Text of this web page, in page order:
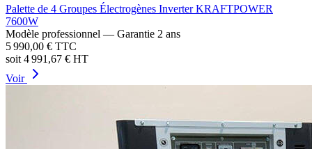
Palette de 4 Groupes Électrogènes Inverter KRAFTPOWER
7600W
Modèle professionnel — Garantie 2 ans
5 990,00 € TTC
soit 4 991,67 € HT
Voir